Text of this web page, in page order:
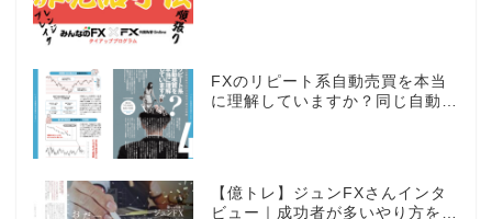
FXのリピート系自動売買を本当
に理解していますか？同じ自動売
【億トレ】ジュンFXさんインタ
ビュー｜成功者が多いやり方を選